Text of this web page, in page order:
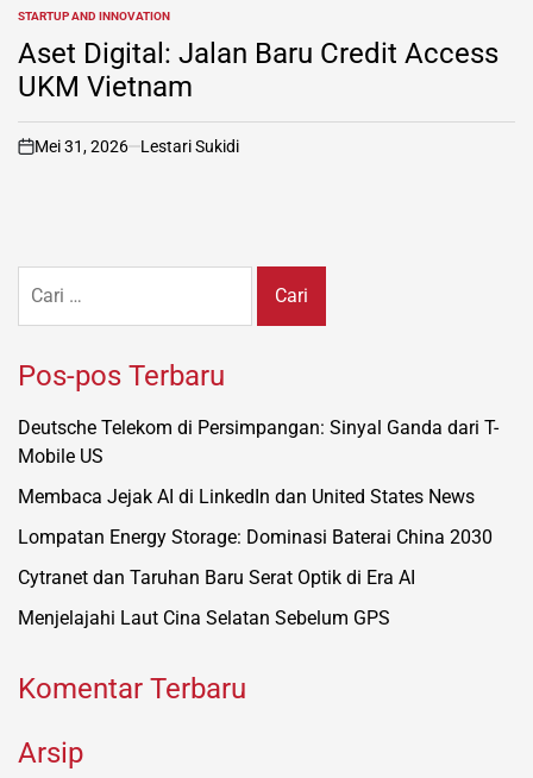
POSTED
IN
STARTUP AND INNOVATION
Aset Digital: Jalan Baru Credit Access
UKM Vietnam
on
Mei 31, 2026 Lestari Sukidi
untuk:
Pos-pos Terbaru
Deutsche Telekom di Persimpangan: Sinyal Ganda dari T-
Mobile US
Membaca Jejak AI di LinkedIn dan United States News
Lompatan Energy Storage: Dominasi Baterai China 2030
Cytranet dan Taruhan Baru Serat Optik di Era AI
Menjelajahi Laut Cina Selatan Sebelum GPS
Komentar Terbaru
Arsip